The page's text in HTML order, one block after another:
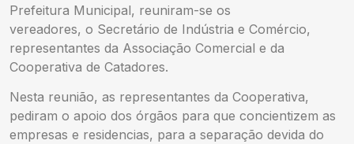
Prefeitura Municipal, reuniram-se os
vereadores, o Secretário de Indústria e Comércio,
representantes da Associação Comercial e da
Cooperativa de Catadores.
Nesta reunião, as representantes da Cooperativa,
pediram o apoio dos órgãos para que concientizem as
empresas e residencias, para a separação devida do